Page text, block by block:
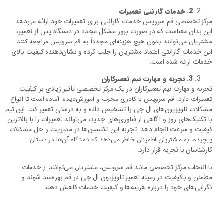
2
. خدمات گارانتی تعمیرات
مرکز تخصصی قم سرویس خدمات گارانتی برای تعمیرات خود ارائه می‌دهد.
این بدان معناست که در صورت بروز مشکل مجدد در دستگاه پس از تعمیر،
مشتریان می‌توانند بدون هیچ هزینه‌ای مجدداً به قم سرویس مراجعه کنند.
این خدمات گارانتی اعتماد مشتریان را جلب کرده و نشان‌دهنده کیفیت بالای
خدمات ارائه شده است.
3
. تجربه و مهارت تیم تعمیرکاران
تجربه و مهارت تیم تعمیرکاران در یک مرکز تخصصی تأثیر زیادی بر کیفیت
تعمیرات دارد. قم سرویس با کادری مجرب و آموزش‌دیده، آماده است تا انواع
مشکلات تلویزیون‌های ال جی را تشخیص داده و به درستی تعمیر کند. این تیم
با تکنیک‌های روز و آگاهی از فناوری‌های جدید، می‌تواند تعمیرات را با بالاترین
کیفیت و سرعت انجام دهد. تجربه این تکنسین‌ها در مدیریت و حل مشکلات
پیچیده، به مشتریان اطمینان خاطر می‌دهد که دستگاه آن‌ها در دستان
کارشناسان با تجربه قرار دارد.
با انتخاب مرکز تخصصی مانند قم سرویس، مشتریان می‌توانند از خدمات
مطمئن و باکیفیت در زمینه تعمیر تلویزیون ال جی در قم بهره‌مند شوند و
نگرانی‌های خود را درباره هزینه‌ها و کیفیت خدمات کاهش دهند.